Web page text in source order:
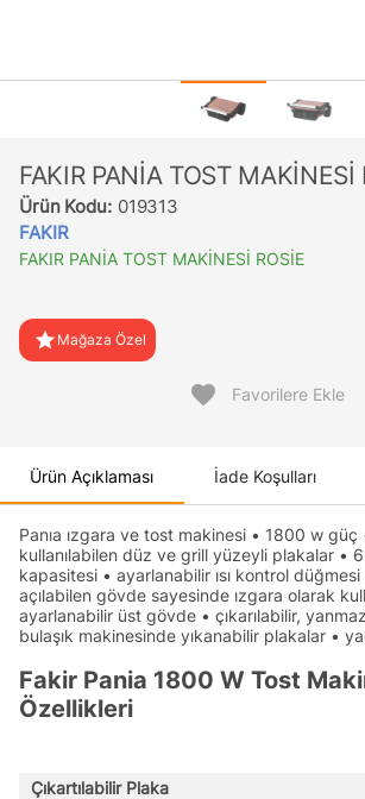
FAKIR PANİA TOST MAKİNESİ
Ürün Kodu: 019313
FAKIR
FAKIR PANİA TOST MAKİNESİ ROSİE
star Mağaza Özel
favorite Favorilere Ekle
Ürün Açıklaması İade Koşulları
Panıa ızgara ve tost makinesi • 1800 w güç
kullanılabilen düz ve grill yüzeyli plakalar •
kapasitesi • ayarlanabilir ısı kontrol
açılabilen gövde sayesinde ızgara olarak
ayarlanabilir üst gövde • çıkarılabilir,
bulaşık makinesinde yıkanabilir plakalar •
Fakir Pania 1800 W Tost
Özellikleri
Çıkartılabilir Plaka